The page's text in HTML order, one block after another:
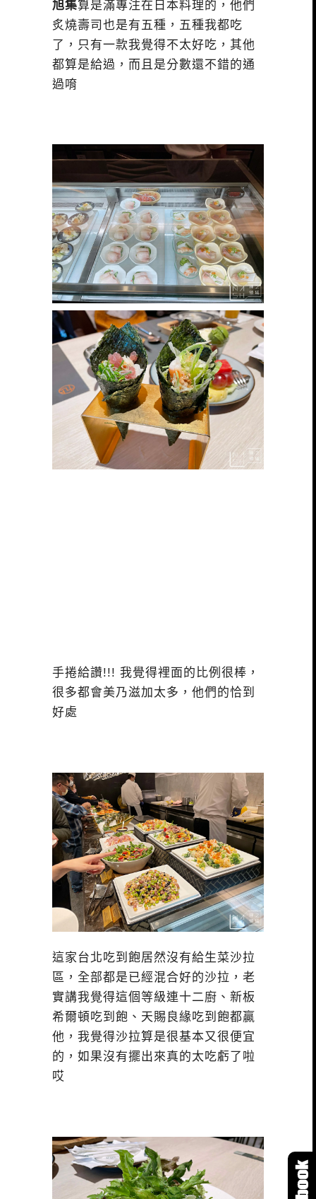
旭集算是滿專注在日本料理的，他們
炙燒壽司也是有五種，五種我都吃
了，只有一款我覺得不太好吃，其他
都算是給過，而且是分數還不錯的通
過唷
手捲給讚!!! 我覺得裡面的比例很棒，
很多都會美乃滋加太多，他們的恰到
好處
這家台北吃到飽居然沒有給生菜沙拉
區，全部都是已經混合好的沙拉，老
實講我覺得這個等級連十二廚、新板
希爾頓吃到飽、天賜良緣吃到飽都贏
他，我覺得沙拉算是很基本又很便宜
的，如果沒有擺出來真的太吃虧了啦
哎